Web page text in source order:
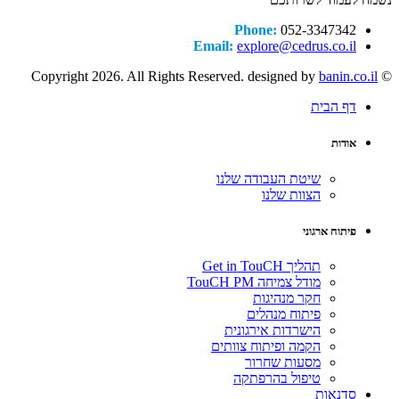
Phone: 052-3347342
Email: explore@cedrus.co.il
© Copyright 2026. All Rights Reserved. designed by
banin.co.il
דף הבית
אודות
שיטת העבודה שלנו
הצוות שלנו
פיתוח ארגוני
תהליך Get in TouCH
מודל צמיחה TouCH PM
חקר מנהיגות
פיתוח מנהלים
הישרדות אירגונית
הקמה ופיתוח צוותים
מסעות שחרור
טיפול בהרפתקה
סדנאות